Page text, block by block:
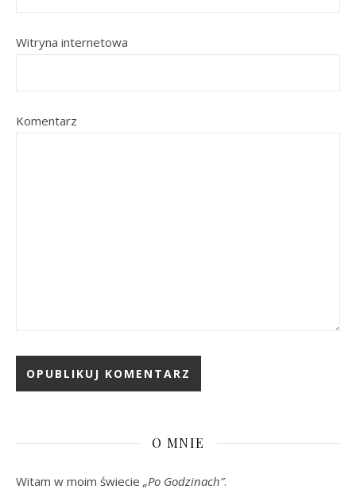
Witryna internetowa
Komentarz
O MNIE
Witam w moim świecie „Po Godzinach”.